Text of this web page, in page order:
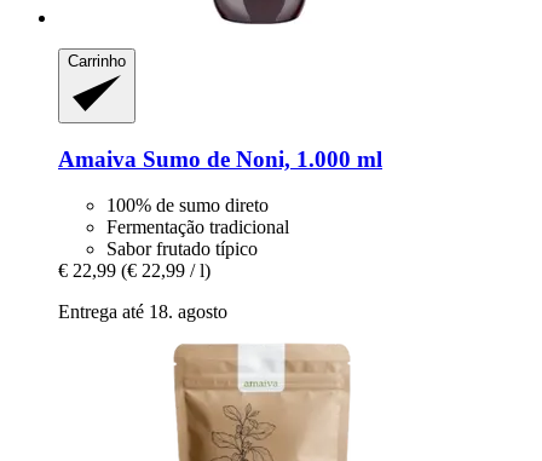
Carrinho
Amaiva Sumo de Noni, 1.000 ml
100% de sumo direto
Fermentação tradicional
Sabor frutado típico
€ 22,99 (€ 22,99 / l)
Entrega até 18. agosto